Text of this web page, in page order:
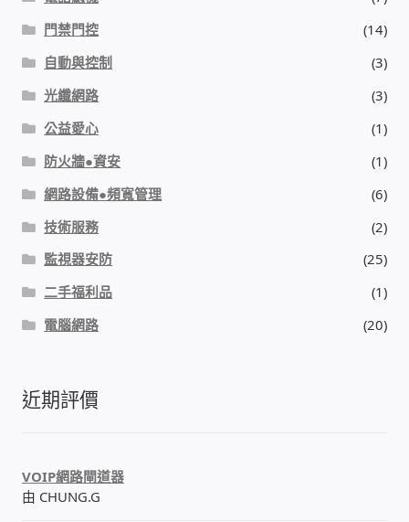
門禁門控
(14)
自動與控制
(3)
光纖網路
(3)
公益愛心
(1)
防火牆●資安
(1)
網路設備●頻寬管理
(6)
技術服務
(2)
監視器安防
(25)
二手福利品
(1)
電腦網路
(20)
近期評價
VOIP網路閘道器
由 CHUNG.G